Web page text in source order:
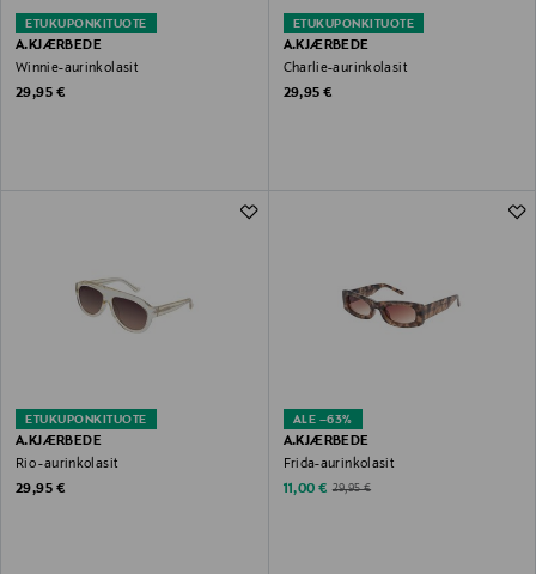
ETUKUPONKITUOTE
A.KJÆRBEDE
Winnie-aurinkolasit
Original Price
29,95 €
ETUKUPONKITUOTE
A.KJÆRBEDE
Charlie-aurinkolasit
Original Price
29,95 €
ETUKUPONKITUOTE
A.KJÆRBEDE
Rio -aurinkolasit
Original Price
29,95 €
ALE –63%
A.KJÆRBEDE
Frida-aurinkolasit
Discounted Price
11,00 € Original Price
29,95 €